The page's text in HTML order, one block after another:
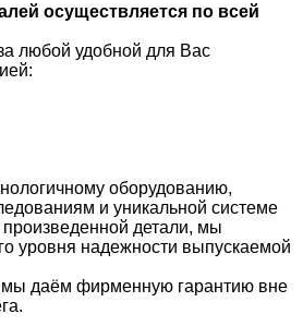
осуществляется по всей
любой удобной для Вас
оборудованию,
и уникальной системе
детали, мы
уровня надежности выпускаемой
даём фирменную гарантию вне